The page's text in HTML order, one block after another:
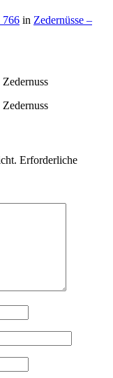
766 in Zedernüsse –
Erforderliche